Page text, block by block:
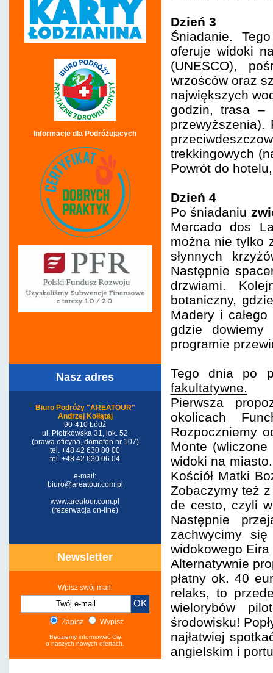
Informacje dla Podróżujących
Nasz adres
Biuro Podróży "AREATOUR"
Andrzej Kołłątaj
90-410 Łódź
ul. Piotrkowska 31, lok. 52
(prawa oficyna, domofon nr 107)
tel. +48 42 630 80 00
tel. +48 42 630 06 04
e-mail:
biuro@areatour.com.pl
www.areatour.com.pl
(rezerwacja on-line)
Newsletter
Wpisz swój mail:
Zapisz Wypisz
Będziemy informować Cię
o naszych nowych ofertach.
Dzień 3
Śniadanie.
oferuje widoki
(UNESCO),
wrzośców oraz
największych
godzin, trasa
trekkingowych
Powrót do
Dzień 4
Po śniadaniu
Mercado dos
można nie tylko
słynnych
Następnie
drzwiami.
botaniczny,
Madery i
gdzie
programie
Tego dnia po
fakultatywne.
Pierwsza
okolicach
Rozpoczniemy
Monte
widoki na
Kościół Matki
Zobaczymy też
de cesto, czyli
Następnie
zachwycimy
widokowego
Alternatywnie
płatny ok. 40
relaks, to
wielorybów
środowisku!
najłatwiej
angielskim i